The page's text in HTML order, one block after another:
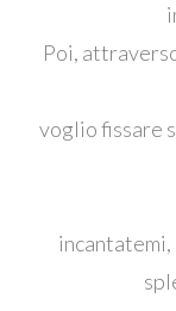
Poi,
voglio fissare
incantatemi,